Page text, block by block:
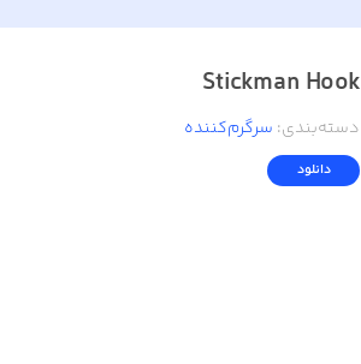
Stickman Hook
دسته‌بندی: سرگرم‌کننده
دانلود